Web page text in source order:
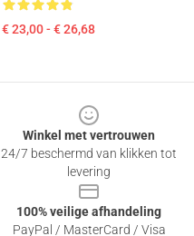
€ 23,00 - € 26,68
Winkel met vertrouwen
24/7 beschermd van klikken tot
levering
100% veilige afhandeling
PayPal / MasterCard / Visa